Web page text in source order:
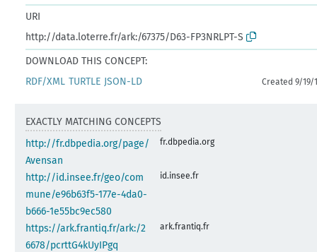
URI
http://data.loterre.fr/ark:/67375/D63-FP3NRLPT-S
DOWNLOAD THIS CONCEPT:
RDF/XML TURTLE JSON-LD Created 9/19/
EXACTLY MATCHING CONCEPTS
http://fr.dbpedia.org/page/
Avensan
fr.dbpedia.org
http://id.insee.fr/geo/com
mune/e96b63f5-177e-4da0-
b666-1e55bc9ec580
id.insee.fr
https://ark.frantiq.fr/ark:/2
6678/pcrttG4kUyIPgq
ark.frantiq.fr